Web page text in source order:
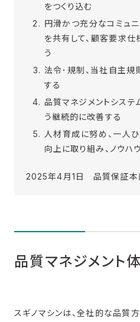
をつくり込む
円滑かつ充分なコミュ
を共有して、顧客要求
う
法令･規制、当社自主規
する
品質マネジメントシス
う継続的に改善する
人材育成に努め、一人
向上に取り組み、ノウハ
2025年4月1日 品質保証本
品質マネジメント
スギノマシンは、全社的な品質